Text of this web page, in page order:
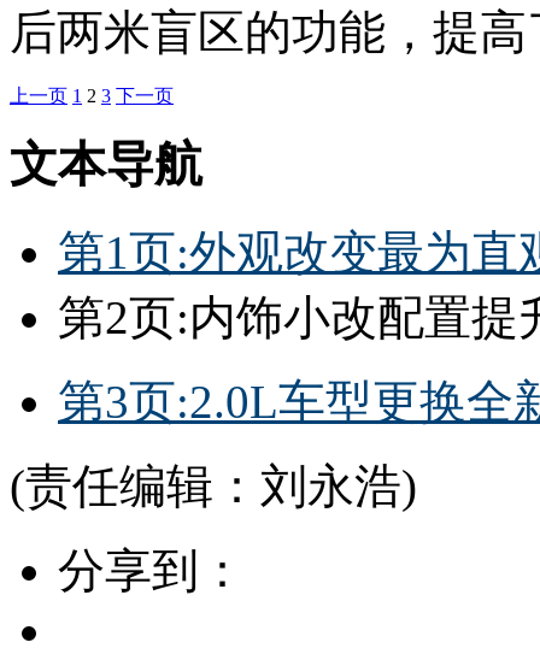
后两米盲区的功能，提
上一页 1 2 3 下一页
文本导航
第1页:外观改变最为直
第2页:内饰小改配置提
第3页:2.0L车型更换全
(责任编辑：刘永浩)
分享到：